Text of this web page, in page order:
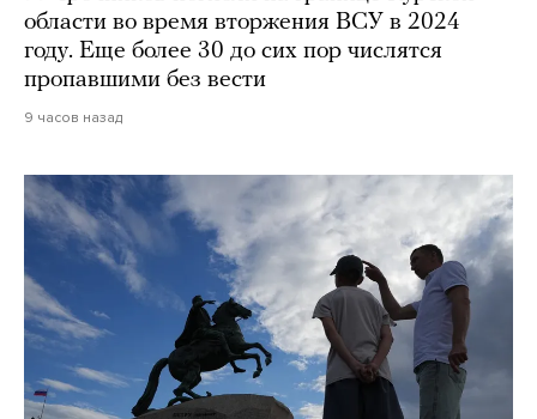
области во время вторжения ВСУ в 2024
году. Еще более 30 до сих пор числятся
пропавшими без вести
9 часов назад